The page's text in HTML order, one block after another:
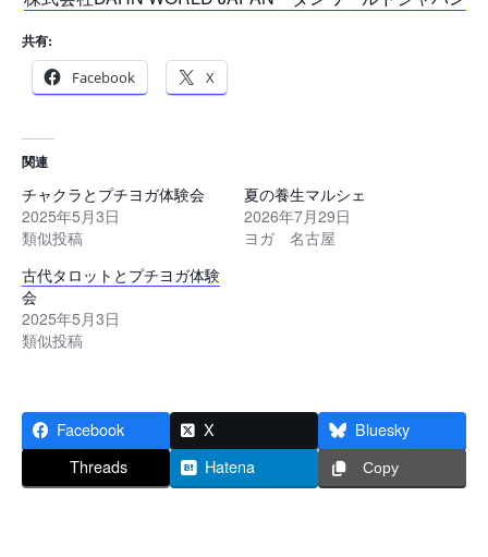
共有:
Facebook
X
関連
チャクラとプチヨガ体験会
2025年5月3日
類似投稿
夏の養生マルシェ
2026年7月29日
ヨガ 名古屋
古代タロットとプチヨガ体験
会
2025年5月3日
類似投稿
Facebook X
Bluesky
Threads
Hatena Copy